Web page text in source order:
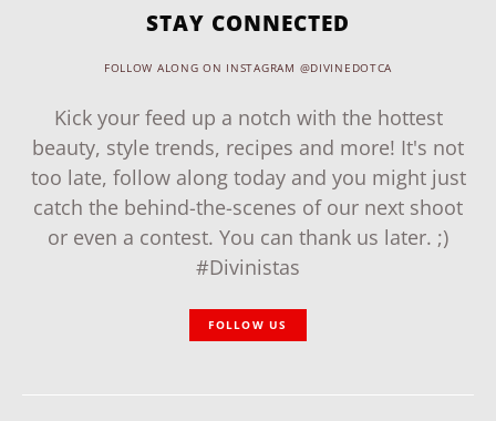
STAY CONNECTED
FOLLOW ALONG ON INSTAGRAM @DIVINEDOTCA
Kick your feed up a notch with the hottest
beauty, style trends, recipes and more! It's not
too late, follow along today and you might just
catch the behind-the-scenes of our next shoot
or even a contest. You can thank us later. ;)
#Divinistas
FOLLOW US